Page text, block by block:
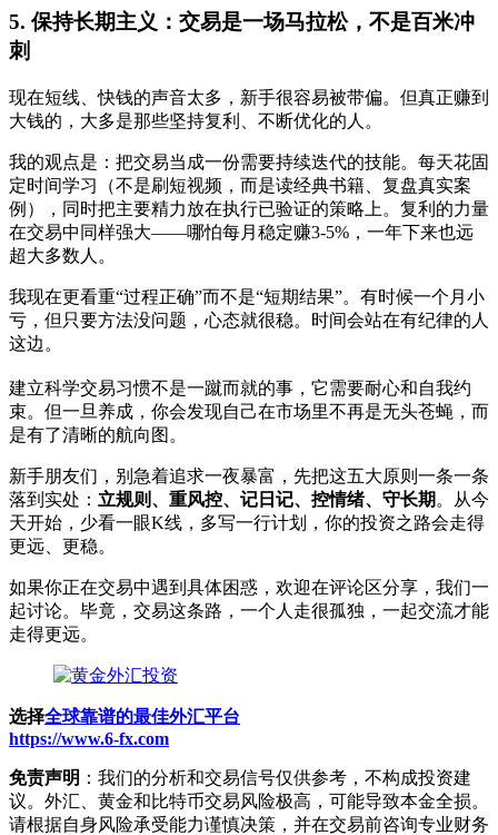
5. 保持长期主义：交易是一场马拉松，不是百米冲
刺
现在短线、快钱的声音太多，新手很容易被带偏。但真正赚到
大钱的，大多是那些坚持复利、不断优化的人。
我的观点是：把交易当成一份需要持续迭代的技能。每天花固
定时间学习（不是刷短视频，而是读经典书籍、复盘真实案
例），同时把主要精力放在执行已验证的策略上。复利的力量
在交易中同样强大——哪怕每月稳定赚3-5%，一年下来也远
超大多数人。
我现在更看重“过程正确”而不是“短期结果”。有时候一个月小
亏，但只要方法没问题，心态就很稳。时间会站在有纪律的人
这边。
建立科学交易习惯不是一蹴而就的事，它需要耐心和自我约
束。但一旦养成，你会发现自己在市场里不再是无头苍蝇，而
是有了清晰的航向图。
新手朋友们，别急着追求一夜暴富，先把这五大原则一条一条
落到实处： 立规则、重风控、记日记、控情绪、守长期 。从今
天开始，少看一眼K线，多写一行计划，你的投资之路会走得
更远、更稳。
如果你正在交易中遇到具体困惑，欢迎在评论区分享，我们一
起讨论。毕竟，交易这条路，一个人走很孤独，一起交流才能
走得更远。
选择全球靠谱的最佳外汇平台
https://www.6-fx.com
免责声明 ：我们的分析和交易信号仅供参考，不构成投资建
议。外汇、黄金和比特币交易风险极高，可能导致本金全损。
请根据自身风险承受能力谨慎决策，并在交易前咨询专业财务